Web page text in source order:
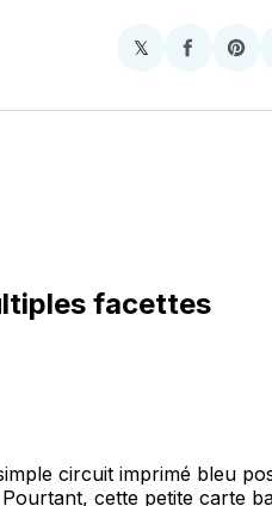
𝕏Share
X
Partager
facettes
circuit imprimé bleu
cette petite carte